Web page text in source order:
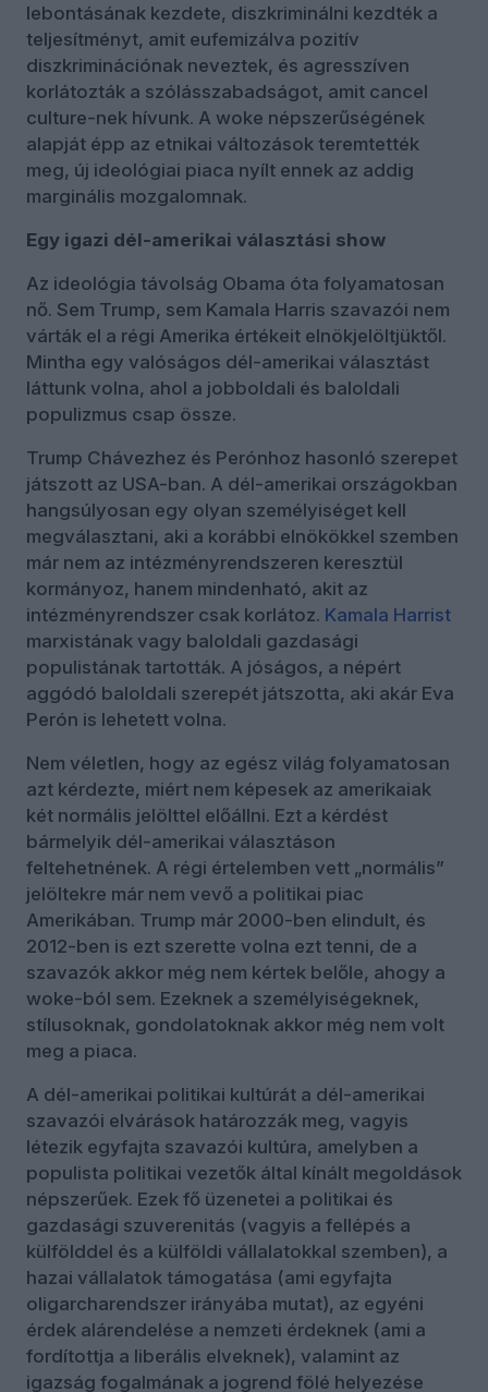
lebontásának kezdete, diszkriminálni kezdték a
teljesítményt, amit eufemizálva pozitív
diszkriminációnak neveztek, és agresszíven
korlátozták a szólásszabadságot, amit cancel
culture-nek hívunk. A woke népszerűségének
alapját épp az etnikai változások teremtették
meg, új ideológiai piaca nyílt ennek az addig
marginális mozgalomnak.
Egy igazi dél-amerikai választási show
Az ideológia távolság Obama óta folyamatosan
nő. Sem Trump, sem Kamala Harris szavazói nem
várták el a régi Amerika értékeit elnökjelöltjüktől.
Mintha egy valóságos dél-amerikai választást
láttunk volna, ahol a jobboldali és baloldali
populizmus csap össze.
Trump Chávezhez és Perónhoz hasonló szerepet
játszott az USA-ban. A dél-amerikai országokban
hangsúlyosan egy olyan személyiséget kell
megválasztani, aki a korábbi elnökökkel szemben
már nem az intézményrendszeren keresztül
kormányoz, hanem mindenható, akit az
intézményrendszer csak korlátoz. Kamala Harrist
marxistának vagy baloldali gazdasági
populistának tartották. A jóságos, a népért
aggódó baloldali szerepét játszotta, aki akár Eva
Perón is lehetett volna.
Nem véletlen, hogy az egész világ folyamatosan
azt kérdezte, miért nem képesek az amerikaiak
két normális jelölttel előállni. Ezt a kérdést
bármelyik dél-amerikai választáson
feltehetnének. A régi értelemben vett „normális”
jelöltekre már nem vevő a politikai piac
Amerikában. Trump már 2000-ben elindult, és
2012-ben is ezt szerette volna ezt tenni, de a
szavazók akkor még nem kértek belőle, ahogy a
woke-ból sem. Ezeknek a személyiségeknek,
stílusoknak, gondolatoknak akkor még nem volt
meg a piaca.
A dél-amerikai politikai kultúrát a dél-amerikai
szavazói elvárások határozzák meg, vagyis
létezik egyfajta szavazói kultúra, amelyben a
populista politikai vezetők által kínált megoldások
népszerűek. Ezek fő üzenetei a politikai és
gazdasági szuverenitás (vagyis a fellépés a
külfölddel és a külföldi vállalatokkal szemben), a
hazai vállalatok támogatása (ami egyfajta
oligarcharendszer irányába mutat), az egyéni
érdek alárendelése a nemzeti érdeknek (ami a
fordítottja a liberális elveknek), valamint az
igazság fogalmának a jogrend fölé helyezése